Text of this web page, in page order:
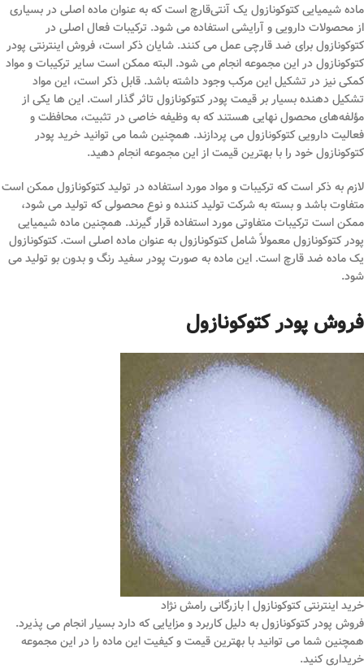
ماده شیمیایی کتوکونازول یک آنتی‌قارچ است که به عنوان ماده اصلی در بسیاری
از محصولات دارویی و آرایشی استفاده می‌ شود. ترکیبات فعال اصلی در
کتوکونازول برای ضد قارچی عمل می‌ کنند. شایان ذکر است، فروش اینترنتی پودر
کتوکونازول در این مجموعه انجام می شود. البته ممکن است سایر ترکیبات و مواد
کمکی نیز در تشکیل این مرکب وجود داشته باشد. قابل ذکر است، این مواد
تشکیل دهنده بسیار بر قیمت پودر کتوکونازول تاثر گذار است. این ‌ها یکی از
مؤلفه‌های محصول نهایی هستند که به وظیفه خاصی در تثبیت، محافظت و
فعالیت دارویی کتوکونازول می ‌پردازند. همچنین شما می توانید خرید پودر
کتوکونازول خود را با بهترین قیمت از این مجموعه انجام دهید.
لازم به ذکر است که ترکیبات و مواد مورد استفاده در تولید کتوکونازول ممکن است
متفاوت باشد و بسته به شرکت تولید کننده و نوع محصولی که تولید می ‌شود،
ممکن است ترکیبات متفاوتی مورد استفاده قرار گیرند. همچنین ماده شیمیایی
پودر کتوکونازول معمولاً شامل کتوکونازول به عنوان ماده اصلی است. کتوکونازول
یک ماده ضد قارچ است. این ماده به صورت پودر سفید رنگ و بدون بو تولید می
شود.
فروش پودر کتوکونازول
خرید اینترنتی کتوکونازول | بازرگانی رامش نژاد
فروش پودر کتوکونازول به دلیل کاربرد و مزایایی که دارد بسیار انجام می پذیرد.
همچنین شما می توانید با بهترین قیمت و کیفیت این ماده را در این مجموعه
خریداری کنید.